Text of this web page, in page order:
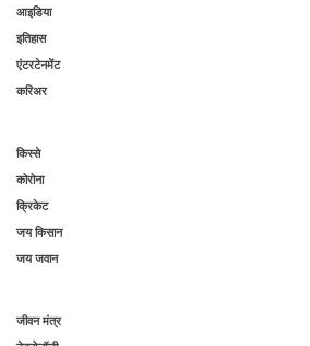
आइडिया
इतिहास
एंटरटेनमेंट
करिअर
किस्से
कोरोना
क्रिकेट
जय किसान
जय जवान
जीवन मंत्र